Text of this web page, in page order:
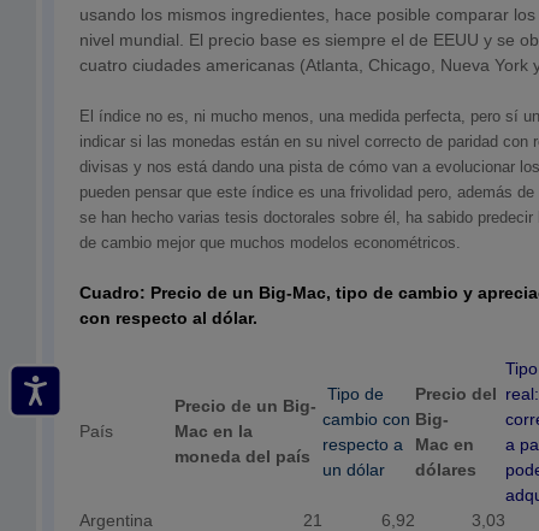
usando los mismos ingredientes, hace posible comparar
nivel mundial. El precio base es siempre el de EEUU y se
cuatro ciudades americanas (Atlanta, Chicago, Nueva York
El índice no es, ni mucho menos, una medida perfecta, pero sí
indicar si las monedas están en su nivel correcto de paridad con
divisas y nos está dando una pista de cómo van a evolucionar
pueden pensar que este índice es una frivolidad pero, además
se han hecho varias tesis doctorales sobre él, ha sabido
de cambio mejor que muchos modelos econométricos.
Cuadro: Precio de un Big-Mac, tipo de cambio y
con respecto al dólar.
País
Precio de un Big-
Mac en la
moneda del país
Tipo de
cambio con
respecto a
un dólar
Precio del
Big-
Mac en
dólares
a
Argentina
21 6,92
3,03